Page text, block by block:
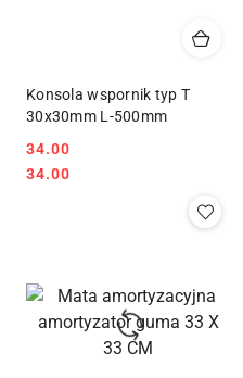
Konsola wspornik typ T
30x30mm L-500mm
Cena:
34.00
Cena:
34.00